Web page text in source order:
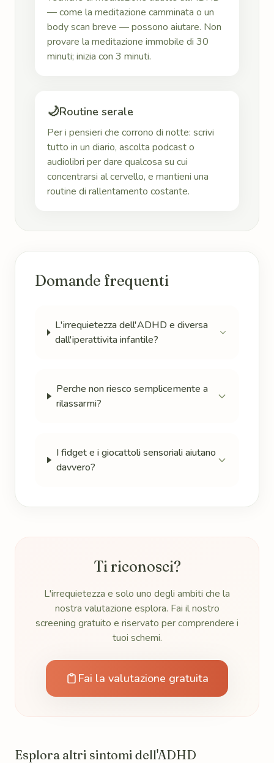
— come la meditazione camminata o un
body scan breve — possono aiutare. Non
provare la meditazione immobile di 30
minuti; inizia con 3 minuti.
🌙Routine serale
Per i pensieri che corrono di notte: scrivi
tutto in un diario, ascolta podcast o
audiolibri per dare qualcosa su cui
concentrarsi al cervello, e mantieni una
routine di rallentamento costante.
Domande frequenti
L'irrequietezza dell'ADHD e diversa
dall'iperattivita infantile?
Perche non riesco semplicemente a
rilassarmi?
I fidget e i giocattoli sensoriali aiutano
davvero?
Ti riconosci?
L'irrequietezza e solo uno degli ambiti che la
nostra valutazione esplora. Fai il nostro
screening gratuito e riservato per comprendere i
tuoi schemi.
Fai la valutazione gratuita
Esplora altri sintomi dell'ADHD